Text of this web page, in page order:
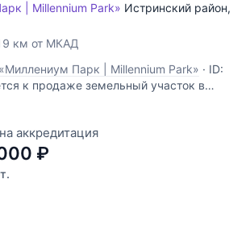
| Millennium Park» Истринский район,
км от МКАД
Парк | Millennium Park» · ID:
к продаже земельный участок в
поселке Millennium Park. Объект
из самых престижных направлений
км от МКАД по Новорижскому шоссе.
19 соток имеет статус
аккредитация
₽